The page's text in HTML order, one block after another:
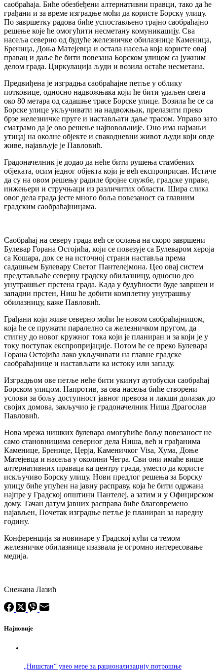
саобраћаја. Биће обезбеђени алтернативни правци, тако да ће
грађани и за време изградње моћи да користе Борску улицу.
По завршетку радова биће успостављено трајно саобраћајно
решење које ће омогућити несметану комуникацију. Сва
насеља северно од будуће железничке обилазнице Каменица,
Бреница, Доња Матејевца и остала насеља која користе овај
правац и даље ће бити повезана Борском улицом са јужним
делом града. Циркулација људи и возила остаће несметана.
Предвиђена је изградња саобраћајне петље у облику
потковице, односно надвожњака који ће бити удаљен свега
око 80 метара од садашње трасе Борске улице. Возила ће се са
Борске улице укључивати на надвожњак, прелазити преко
брзе железничке пруге и настављати даље трасом. Управо зато
сматрамо да је ово решење најповољније. Оно има најмањи
утицај на околне објекте и свакодневни живот људи који овде
живе, најављује је Павловић.
Градоначелник је додао да неће бити рушења стамбених
објеката, осим једног објекта који је већ експроприсан. Истиче
да су на овом решењу радиле бројне службе, градске управе,
инжењери и стручњаци из различитих области. Шира слика
овог дела града јесте много боља повезаност са главним
градским саобраћајницама.
Саобраћај на северу града већ се ослања на скоро завршени
Булевар Горана Остојића, који се повезује са Булеваром хероја
са Кошара, док се на источној страни наставља према
садашњем Булевару Светог Пантелејмона. Цео овај систем
представљаће северну градску обилазницу, односно део
унутрашњег прстена града. Када у будућности буде завршен и
западни прстен, Ниш ће добити комплетну унутрашњу
обилазницу, каже Павловић.
Грађани који живе северно моћи ће новом саобраћајницом,
која ће се пружати паралелно са железничком пругом, да
стигну до новог кружног тока који је планиран и за који је у
току поступак експропријације. Потом ће се преко Булевара
Горана Остојића лако укључивати на главне градске
саобраћајнице и настављати ка истоку или западу.
Изградњом ове петље неће бити укинут аутобуски саобраћај
Борском улицом. Напротив, за ова насеља биће створени
услови за бољу доступност јавног превоза и лакши долазак до
својих домова, закључио је градоначелник Ниша Драгослав
Павловић.
Нова мрежа нишких булевара омогућиће бољу повезаност не
само становницима северног дела Ниша, већ и грађанима
Каменице, Бренице, Церја, Каменичког Visa, Хума, Доње
Матејевца и насеља у околини Чегра. Сви они имаће више
алтернативних праваца ка центру града, уместо да користе
искључиво Борску улицу. Нови предлог решења за Борску
улицу биће упућен на јавну расправу, која ће бити одржана
најпре у Градској општини Пантелеј, а затим и у Официрском
дому. Тачан датум јавних расправа биће благовремено
најављен, Почетак изградње петље је планиран за наредну
годину.
Конференција за новинаре у Градској кући са темом
железничке обилазнице изазвала је огромно интересовање
медија.
Снежана Лазић
Најновије
„Нишстан“ увео мере за рационализацију потрошње